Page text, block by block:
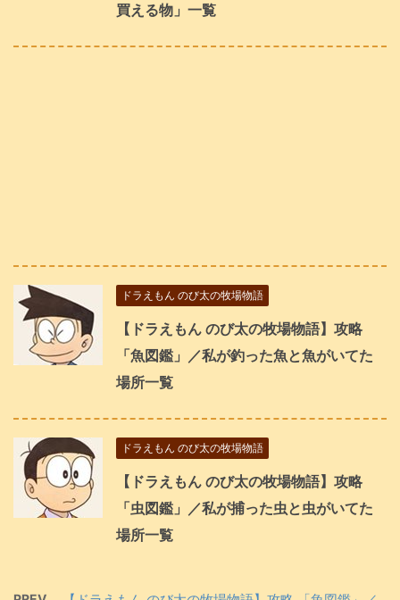
買える物」一覧
ドラえもん のび太の牧場物語
【ドラえもん のび太の牧場物語】攻略
「魚図鑑」／私が釣った魚と魚がいてた
場所一覧
ドラえもん のび太の牧場物語
【ドラえもん のび太の牧場物語】攻略
「虫図鑑」／私が捕った虫と虫がいてた
場所一覧